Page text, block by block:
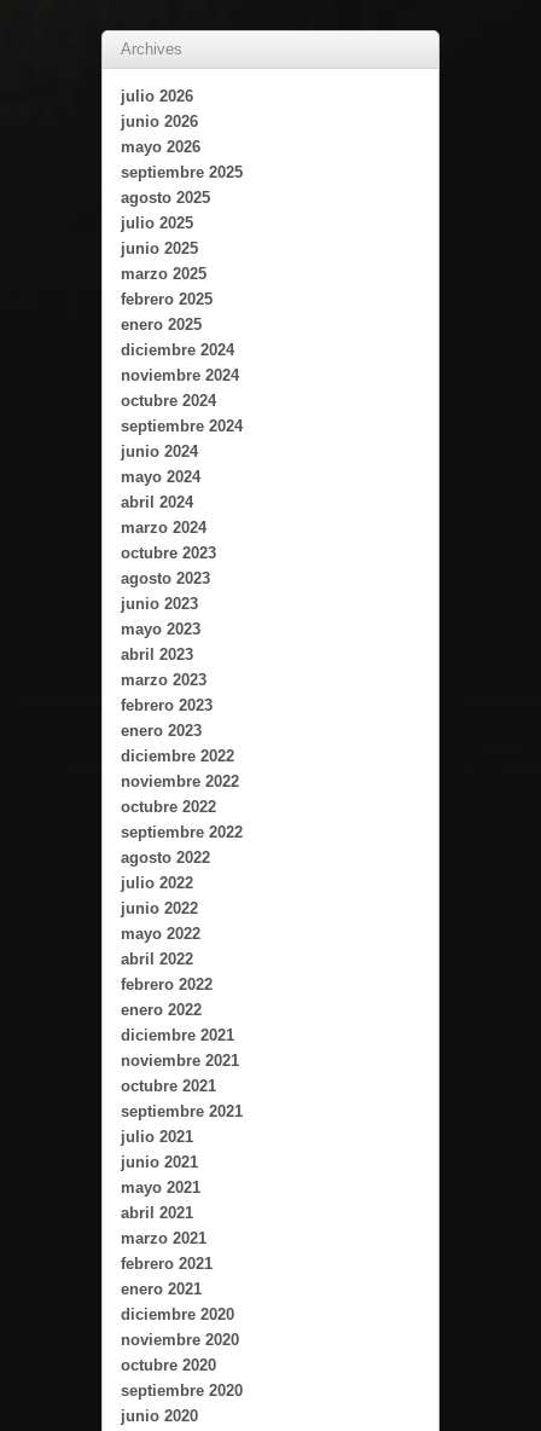
Archives
julio 2026
junio 2026
mayo 2026
septiembre 2025
agosto 2025
julio 2025
junio 2025
marzo 2025
febrero 2025
enero 2025
diciembre 2024
noviembre 2024
octubre 2024
septiembre 2024
junio 2024
mayo 2024
abril 2024
marzo 2024
octubre 2023
agosto 2023
junio 2023
mayo 2023
abril 2023
marzo 2023
febrero 2023
enero 2023
diciembre 2022
noviembre 2022
octubre 2022
septiembre 2022
agosto 2022
julio 2022
junio 2022
mayo 2022
abril 2022
febrero 2022
enero 2022
diciembre 2021
noviembre 2021
octubre 2021
septiembre 2021
julio 2021
junio 2021
mayo 2021
abril 2021
marzo 2021
febrero 2021
enero 2021
diciembre 2020
noviembre 2020
octubre 2020
septiembre 2020
junio 2020